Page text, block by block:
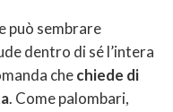
può sembrare
dentro di sé l’intera
chechiede di
. Come palombari,